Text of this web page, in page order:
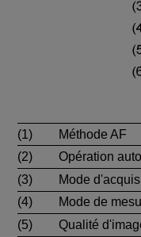
(1)
Méthode AF
(2)
Opération
(3)
Mode
(4)
Mode de
(5)
Qualité